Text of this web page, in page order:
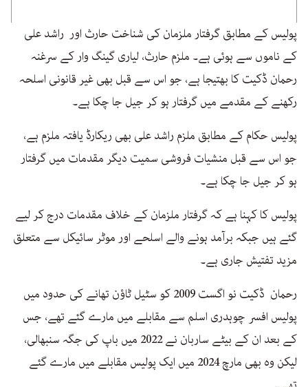
پولیس کے مطابق گرفتار ملزمان کی شناخت حارث اور راشد علی
کے ناموں سے ہوئی ہے۔ ملزم حارث، لیاری گینگ وار کے سرغنہ
رحمان ڈکیت کا بھتیجا ہے، جو اس سے قبل بھی غیر قانونی اسلحہ
رکھنے کے مقدمے میں گرفتار ہو کر جیل جا چکا ہے۔
پولیس حکام کے مطابق ملزم راشد علی بھی ریکارڈ یافتہ ملزم ہے،
جو اس سے قبل منشیات فروشی سمیت دیگر مقدمات میں گرفتار
ہو کر جیل جا چکا ہے۔
پولیس کا کہنا ہے کہ گرفتار ملزمان کے خلاف مقدمات درج کر لیے
گئے ہیں جبکہ برآمد ہونے والے اسلحے اور موٹر سائیکل سے متعلق
مزید تفتیش جاری ہے۔
رحمان ڈکیت نو اگست 2009 کو سٹیل ٹاؤن تھانے کی حدود میں
پولیس افسر چوہدری اسلم سے مقابلے میں مارے گئے تھے، جس
کے بعد ان کے بیٹے ساربان نے 2022 میں باپ کی جگہ سنبھالی،
لیکن وہ بھی مارچ 2024 میں ایک پولیس مقابلے میں مارے گئے